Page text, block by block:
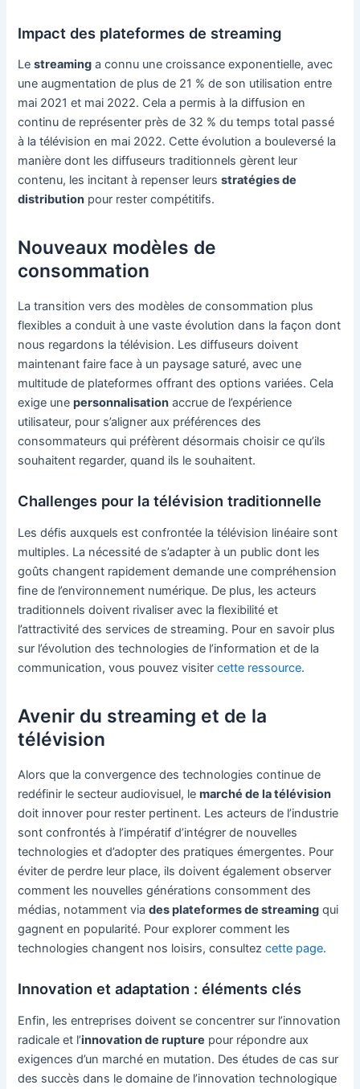
Impact des plateformes de streaming
Lestreaming a connu une croissance exponentielle, avec
une augmentation de plus de 21 % de son utilisation entre
mai 2021 et mai 2022. Cela a permis à la diffusion en
continu de représenter près de 32 % du temps total passé
à la télévision en mai 2022. Cette évolution a bouleversé la
manière dont les diffuseurs traditionnels gèrent leur
contenu, les incitant à repenser leursstratégies de
distribution pour rester compétitifs.
Nouveaux modèles de
consommation
La transition vers des modèles de consommation plus
flexibles a conduit à une vaste évolution dans la façon dont
nous regardons la télévision. Les diffuseurs doivent
maintenant faire face à un paysage saturé, avec une
multitude de plateformes offrant des options variées. Cela
exige unepersonnalisation accrue de l’expérience
utilisateur, pour s’aligner aux préférences des
consommateurs qui préfèrent désormais choisir ce qu’ils
souhaitent regarder, quand ils le souhaitent.
Challenges pour la télévision traditionnelle
Les défis auxquels est confrontée la télévision linéaire sont
multiples. La nécessité de s’adapter à un public dont les
goûts changent rapidement demande une compréhension
fine de l’environnement numérique. De plus, les acteurs
traditionnels doivent rivaliser avec la flexibilité et
l’attractivité des services de streaming. Pour en savoir plus
sur l’évolution des technologies de l’information et de la
communication, vous pouvez visitercette ressource.
Avenir du streaming et de la
télévision
Alors que la convergence des technologies continue de
redéfinir le secteur audiovisuel, lemarché de la télévision
doit innover pour rester pertinent. Les acteurs de l’industrie
sont confrontés à l’impératif d’intégrer de nouvelles
technologies et d’adopter des pratiques émergentes. Pour
éviter de perdre leur place, ils doivent également observer
comment les nouvelles générations consomment des
médias, notamment viades plateformes de streaming qui
gagnent en popularité. Pour explorer comment les
technologies changent nos loisirs, consultezcette page.
Innovation et adaptation : éléments clés
Enfin, les entreprises doivent se concentrer sur l’innovation
radicale et l’innovation de rupture pour répondre aux
exigences d’un marché en mutation. Des études de cas sur
des succès dans le domaine de l’innovation technologique